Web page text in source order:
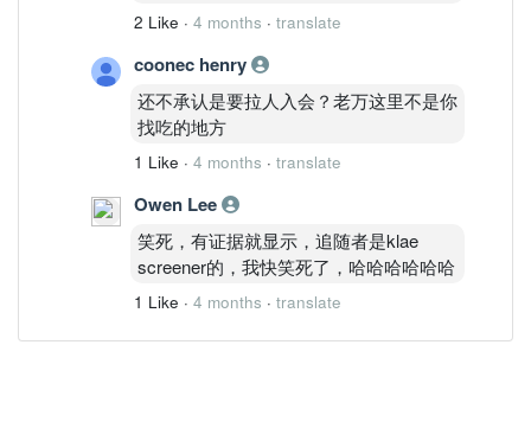
2 Like · 4 months · translate
coonec henry
还不承认是要拉人入会？老万这里不是你
找吃的地方
1 Like · 4 months · translate
Owen Lee
笑死，有证据就显示，追随者是klae
screener的，我快笑死了，哈哈哈哈哈哈
1 Like · 4 months · translate